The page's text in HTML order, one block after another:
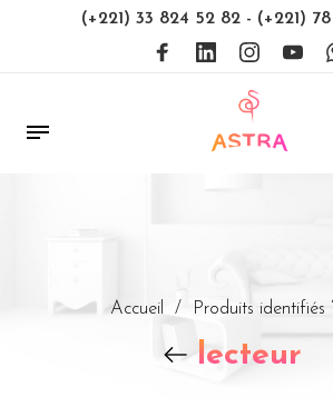
(+221) 33 824 52 82 - (+221)
Accueil / Produits identifiés
lecteur